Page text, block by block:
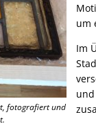
fotografiert und
um
Im